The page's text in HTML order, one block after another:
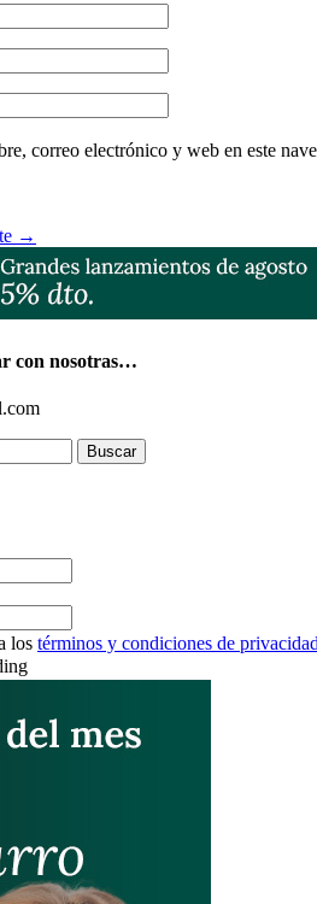
correo electrónico y web en este
→
con nosotras…
los términos y condiciones de